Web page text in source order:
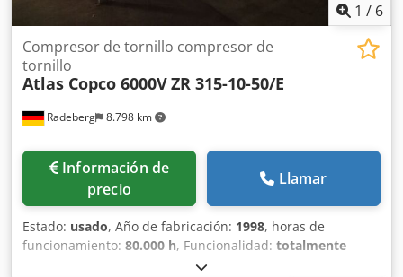
1 / 6
Radeberg 8.798 km
Compresor de tornillo compresor de
tornillo
Atlas Copco 6000VZR 315-10-50/E
Información de
precio
Llamar
Estado: usado, Año de fabricación: 1998, horas de
funcionamiento: 80.000 h, Funcionalidad: totalmente
6.550 kg, longitud total: